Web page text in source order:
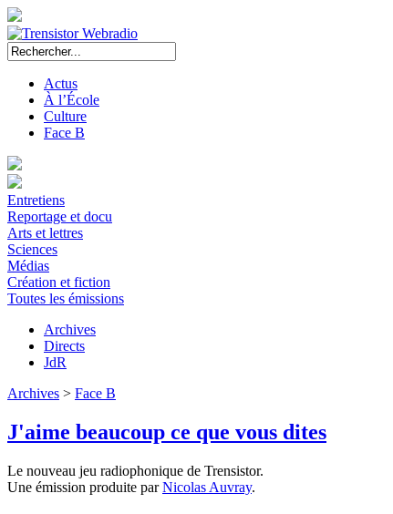
Actus
À l’École
Culture
Face B
Entretiens
Reportage et docu
Arts et lettres
Sciences
Médias
Création et fiction
Toutes les émissions
Archives
Directs
JdR
Archives > Face B
J'aime beaucoup ce que vous dites
Le nouveau jeu radiophonique de Trensistor.
Une émission produite parNicolas Auvray.